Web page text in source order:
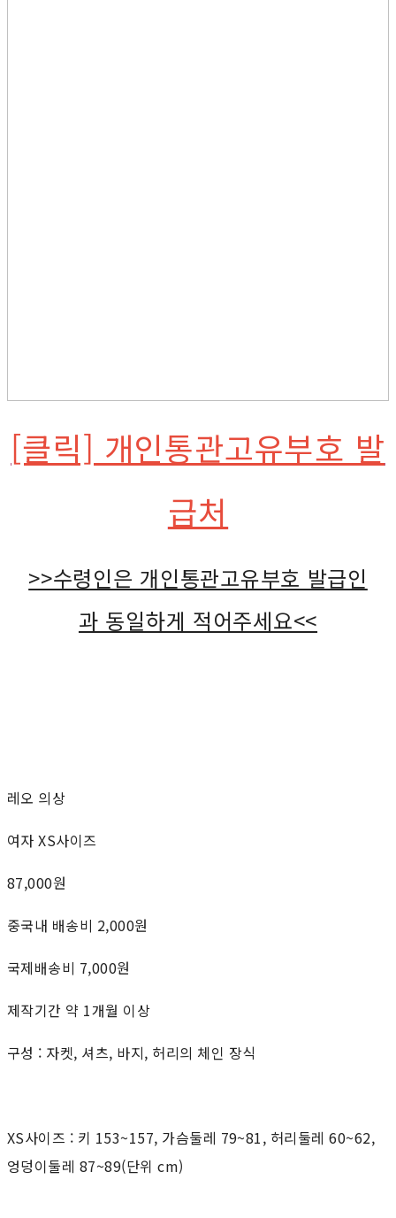
[클릭] 개인통관고유부호 발
급처
>>수령인은 개인통관고유부호 발급인
과 동일하게 적어주세요<<
레오 의상
여자 XS사이즈
87,000원
중국내 배송비 2,000원
국제배송비 7,000원
제작기간 약 1개월 이상
구성 : 자켓, 셔츠, 바지, 허리의 체인 장식
XS사이즈 : 키 153~157, 가슴둘레 79~81, 허리둘레 60~62,
엉덩이둘레 87~89(단위 cm)